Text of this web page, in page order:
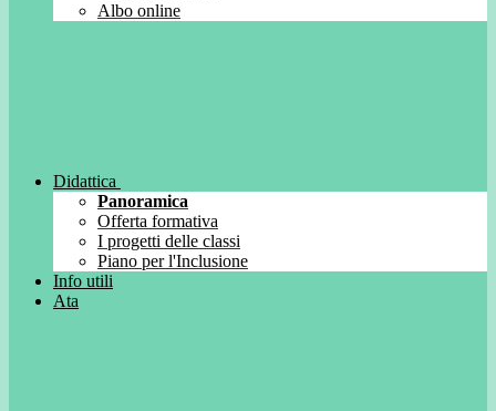
Albo online
Didattica
Panoramica
Offerta formativa
I progetti delle classi
Piano per l'Inclusione
Info utili
Ata